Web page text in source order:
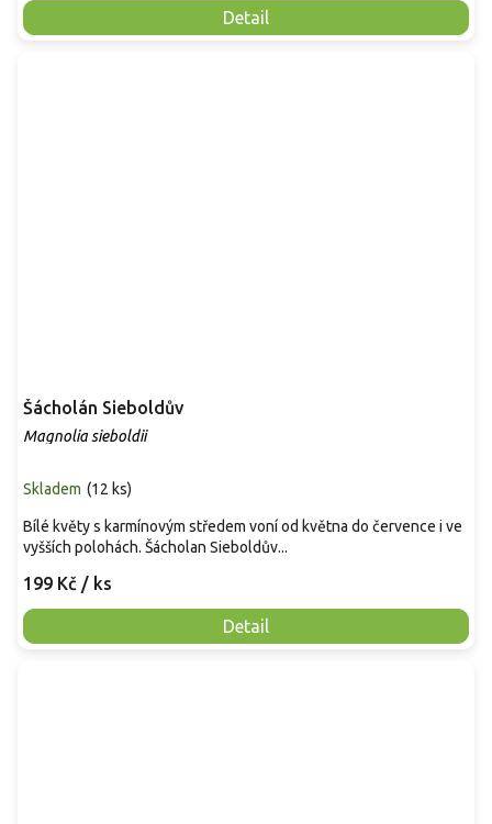
Detail
Šácholán Sieboldův
Magnolia sieboldii
Skladem (12 ks)
199 Kč / ks
Detail
Bílé květy s karmínovým středem voní od května do července i ve
vyšších polohách. Šácholan Sieboldův...